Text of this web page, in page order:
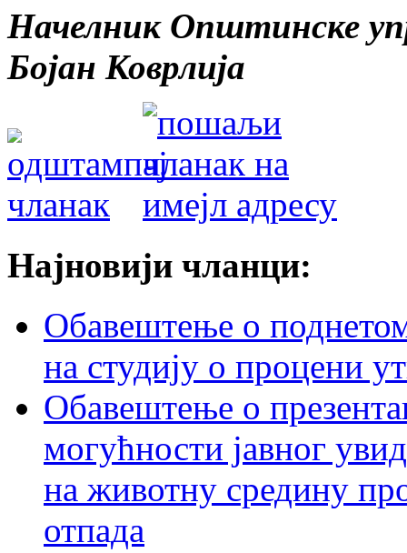
Начелник Општинске
Бојан Коврлија
Најновији чланци:
Обавештење о поднетом
на студију о процени
Обавештење о
могућности јавног
на животну средину
отпада